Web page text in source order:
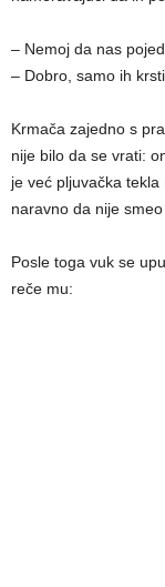
– Nemoj da nas
– Dobro, samo ih
Krmača zajedno s
nije bilo da se vrati:
je već pljuvačka
naravno da nije
Posle toga vuk se
reče mu: